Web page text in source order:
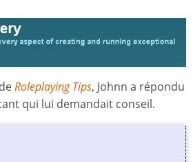
Roleplaying Tips, Johnn a répondu
qui lui demandait conseil.